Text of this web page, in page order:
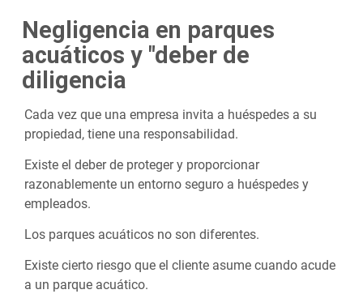
Negligencia en parques
acuáticos y "deber de
diligencia
Cada vez que una empresa invita a huéspedes a su
propiedad, tiene una responsabilidad.
Existe el deber de proteger y proporcionar
razonablemente un entorno seguro a huéspedes y
empleados.
Los parques acuáticos no son diferentes.
Existe cierto riesgo que el cliente asume cuando acude
a un parque acuático.